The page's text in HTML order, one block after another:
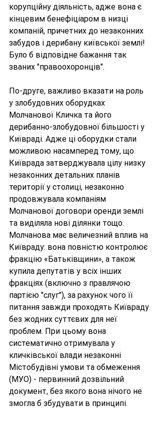
корупційну діяльність, адже вона є
кінцевим бенефіціаром в низці
компаній, причетних до незаконних
забудов і дерибану київської землі!
Було б відповідне бажання так
званих "правоохоронців".
По-друге, важливо вказати на роль
у злобудовних оборудках
Молчанової Кличка та його
дерибанно-злобудовної більшості у
Київраді. Адже ці оборудки стали
можливою насамперед тому, що
Київрада затверджувала цілу низку
незаконних детальних планів
території у столиці, незаконно
продовжувала компаніям
Молчанової договори оренди землі
та виділяла нові ділянки тощо.
Молчанова має величезний вплив на
Київраду: вона повністю контролює
фракцію «Батьківщини», а також
купила депутатів у всіх інших
фракціях (включно з правлячою
партією "слуг"), за рахунок чого її
питання завжди проходять Київраду
без жодних суттєвих для неї
проблем. При цьому вона
систематично отримувала у
кличківської влади незаконні
Містобудівні умови та обмеження
(МУО) - первинний дозвільний
документ, без якого вона нічого не
змогла б збудувати в принципі.